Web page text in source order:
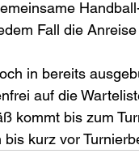
Fall die
in bereits
auf die
kommt bis zum
kurz vor